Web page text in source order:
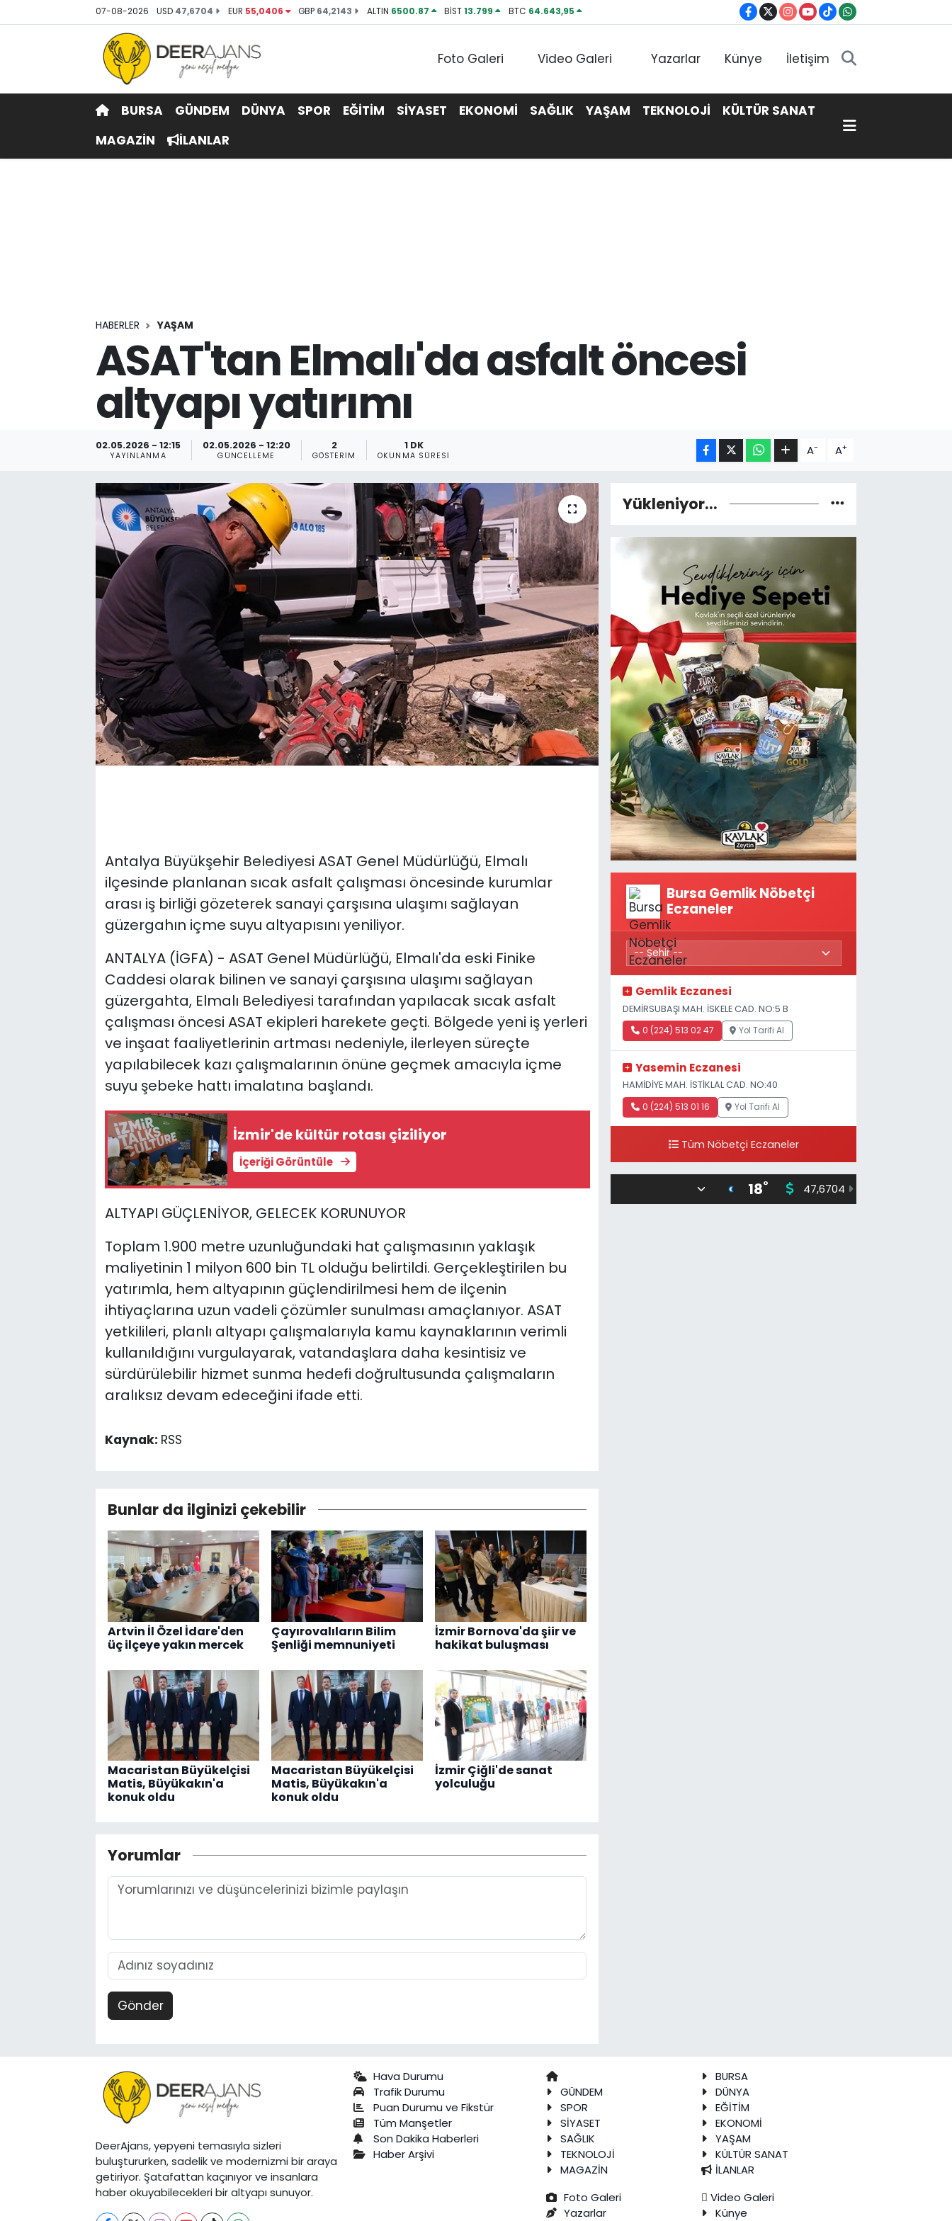
07-08-2026 USD 47,6704 EUR 55,0406 GBP 64,2143 ALTIN 6500.87 BİST13.799 BTC 64.643,95
Foto Galeri Video Galeri Yazarlar Künye İletişim
BURSA GÜNDEM DÜNYA SPOR EĞİTİM SİYASET EKONOMİ SAĞLIK YAŞAM TEKNOLOJİ
KÜLTÜR SANAT
MAGAZİN
İLANLAR
HABERLER YAŞAM
ASAT'tan Elmalı'da asfalt öncesi
altyapı yatırımı
02.05.2026 - 12:15
YAYINLANMA
02.05.2026 - 12:20
GÜNCELLEME
2
GÖSTERIM
1 DK
OKUNMA SÜRESI A- A+
Antalya Büyükşehir Belediyesi ASAT Genel Müdürlüğü, Elmalı
ilçesinde planlanan sıcak asfalt çalışması öncesinde kurumlar
arası iş birliği gözeterek sanayi çarşısına ulaşımı sağlayan
güzergahın içme suyu altyapısını yeniliyor.
ANTALYA (İGFA) - ASAT Genel Müdürlüğü, Elmalı'da eski Finike
Caddesi olarak bilinen ve sanayi çarşısına ulaşımı sağlayan
güzergahta, Elmalı Belediyesi tarafından yapılacak sıcak asfalt
çalışması öncesi ASAT ekipleri harekete geçti. Bölgede yeni iş yerleri
ve inşaat faaliyetlerinin artması nedeniyle, ilerleyen süreçte
yapılabilecek kazı çalışmalarının önüne geçmek amacıyla içme
suyu şebeke hattı imalatına başlandı.
İzmir'de kültür rotası çiziliyor
İçeriği Görüntüle
ALTYAPI GÜÇLENİYOR, GELECEK KORUNUYOR
Toplam 1.900 metre uzunluğundaki hat çalışmasının yaklaşık
maliyetinin 1 milyon 600 bin TL olduğu belirtildi. Gerçekleştirilen bu
yatırımla, hem altyapının güçlendirilmesi hem de ilçenin
ihtiyaçlarına uzun vadeli çözümler sunulması amaçlanıyor. ASAT
yetkilileri, planlı altyapı çalışmalarıyla kamu kaynaklarının verimli
kullanıldığını vurgulayarak, vatandaşlara daha kesintisiz ve
sürdürülebilir hizmet sunma hedefi doğrultusunda çalışmaların
aralıksız devam edeceğini ifade etti.
Kaynak: RSS
Bunlar da ilginizi çekebilir
Artvin İl Özel İdare'den
üç ilçeye yakın mercek
Çayırovalıların Bilim
Şenliği memnuniyeti
İzmir Bornova'da şiir ve
hakikat buluşması
Macaristan Büyükelçisi
Matis, Büyükakın'a
konuk oldu
Macaristan Büyükelçisi
Matis, Büyükakın'a
konuk oldu
İzmir Çiğli'de sanat
yolculuğu
Yorumlar
Gönder
Yükleniyor...
Bursa Gemlik Nöbetçi
Eczaneler
Gemlik Eczanesi
DEMİRSUBAŞI MAH. İSKELE CAD. NO:5 B
0 (224) 513 02 47 Yol Tarifi Al
Yasemin Eczanesi
HAMİDİYE MAH. İSTİKLAL CAD. NO:40
0 (224) 513 01 16 Yol Tarifi Al
Tüm Nöbetçi Eczaneler
18° 47,6704
DeerAjans, yepyeni temasıyla sizleri
buluştururken, sadelik ve modernizmi bir araya
getiriyor. Şatafattan kaçınıyor ve insanlara
haber okuyabilecekleri bir altyapı sunuyor.
Hava Durumu
Trafik Durumu
Puan Durumu ve Fikstür
Tüm Manşetler
Son Dakika Haberleri
Haber Arşivi
BURSA
GÜNDEM
DÜNYA
SPOR
EĞİTİM
SİYASET
EKONOMİ
SAĞLIK
YAŞAM
TEKNOLOJİ
KÜLTÜR SANAT
MAGAZİN
İLANLAR
Foto Galeri
Video Galeri
Yazarlar
Künye
Hava Durumu
Trafik Durumu
Tüm Manşetler